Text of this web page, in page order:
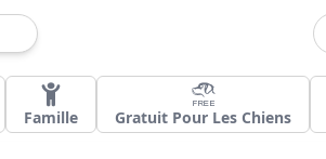
Famille Gratuit Pour Les Chiens